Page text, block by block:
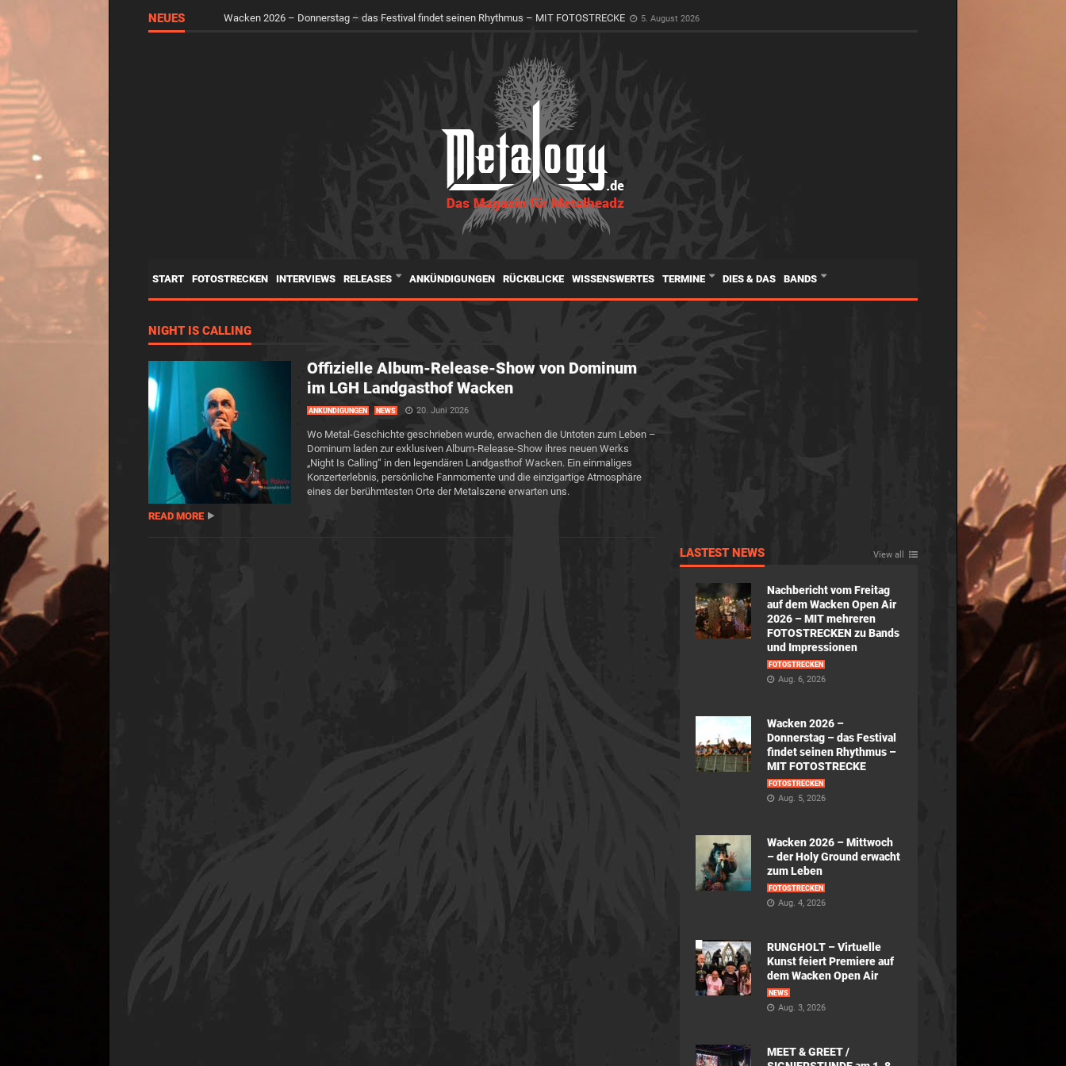
NEUES Wacken 2026 – Mittwoch – der Holy Ground erwacht zum Leben 4. August 2026
START FOTOSTRECKEN INTERVIEWS RELEASES ANKÜNDIGUNGEN RÜCKBLICKE WISSENSWERTES TERMINE DIES & DAS BANDS
NIGHT IS CALLING
Offizielle Album-Release-Show von Dominum
im LGH Landgasthof Wacken
ANKÜNDIGUNGEN NEWS 20. Juni 2026
Wo Metal-Geschichte geschrieben wurde, erwachen die Untoten zum Leben –
Dominum laden zur exklusiven Album-Release-Show ihres neuen Werks
„Night Is Calling“ in den legendären Landgasthof Wacken. Ein einmaliges
Konzerterlebnis, persönliche Fanmomente und die einzigartige Atmosphäre
eines der berühmtesten Orte der Metalszene erwarten uns.
READ MORE
LASTEST NEWS View all
Nachbericht vom Freitag
auf dem Wacken Open Air
2026 – MIT mehreren
FOTOSTRECKEN zu Bands
und Impressionen
FOTOSTRECKEN
Aug. 6, 2026
Wacken 2026 –
Donnerstag – das Festival
findet seinen Rhythmus –
MIT FOTOSTRECKE
FOTOSTRECKEN
Aug. 5, 2026
Wacken 2026 – Mittwoch
– der Holy Ground erwacht
zum Leben
FOTOSTRECKEN
Aug. 4, 2026
RUNGHOLT – Virtuelle
Kunst feiert Premiere auf
dem Wacken Open Air
NEWS
Aug. 3, 2026
MEET & GREET /